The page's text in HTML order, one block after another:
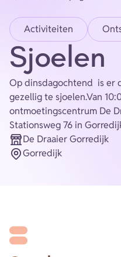
Energie
Contact
Inloggen
Privacy verklaring
Home
Activiteiten
Sjoelen
Op dinsdagochtend is er
gezellig te sjoelen.Van
ontmoetingscentrum De
Stationsweg 76 in
Organisatie
De Draaier Gorredijk
PlaatsGorredijk